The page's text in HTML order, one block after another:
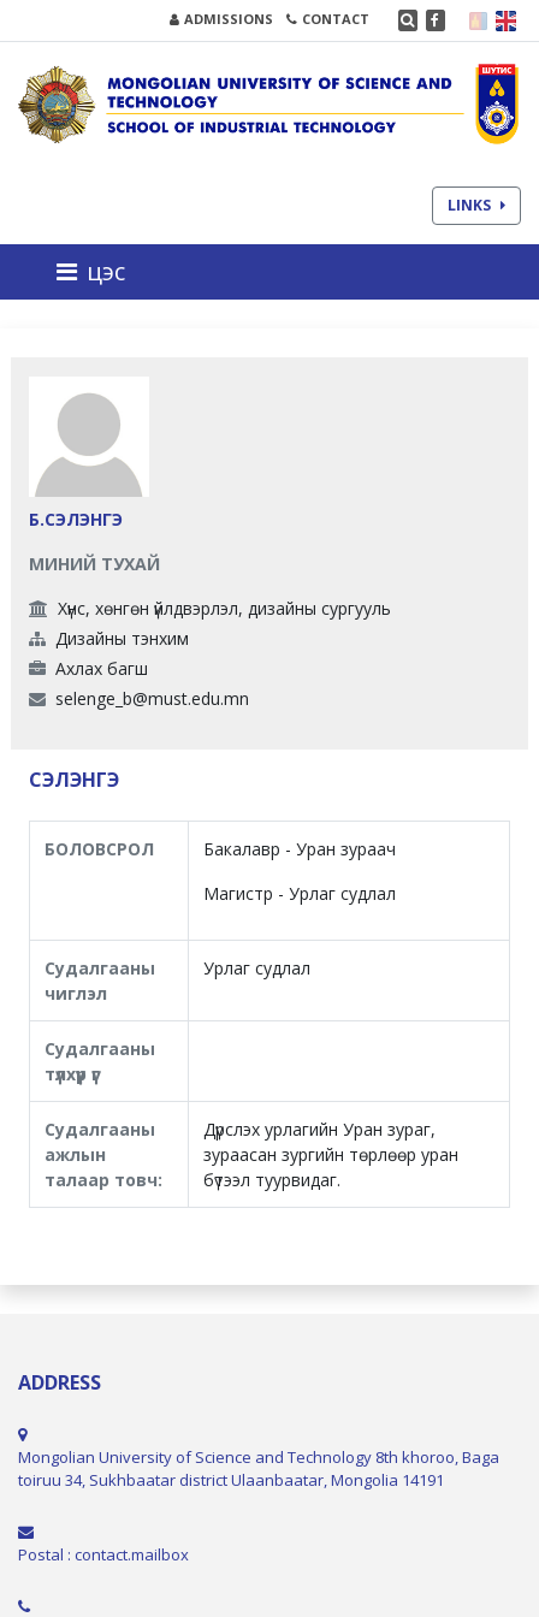
ADMISSIONS CONTACT
LINKS
цэс
Б.СЭЛЭНГЭ
МИНИЙ ТУХАЙ
Хүнс, хөнгөн үйлдвэрлэл, дизайны сургууль
Дизайны тэнхим
Ахлах багш
selenge_b@must.edu.mn
СЭЛЭНГЭ
БОЛОВСРОЛ
Бакалавр - Уран зураач
Магистр - Урлаг судлал
Судалгааны
чиглэл
Урлаг судлал
Судалгааны
түлхүүр үг
Судалгааны
ажлын
талаар товч:
Дүрслэх урлагийн Уран зураг,
зураасан зургийн төрлөөр уран
бүтээл туурвидаг.
ADDRESS
Mongolian University of Science and Technology 8th khoroo, Baga
toiruu 34, Sukhbaatar district Ulaanbaatar, Mongolia 14191
Postal : contact.mailbox